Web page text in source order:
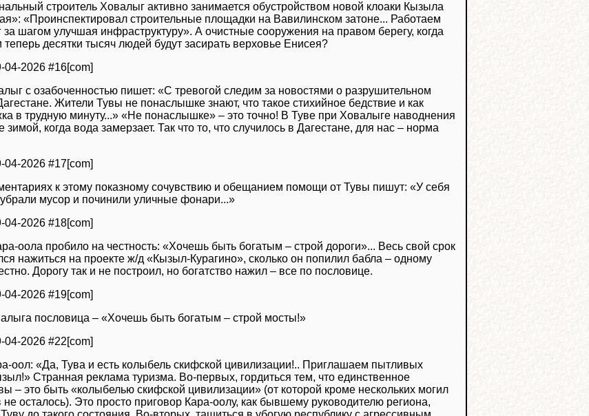
строитель Ховалыг активно занимается обустройством новой клоаки Кызыла
«Проинспектировал строительные площадки на Вавилинском затоне... Работаем
шагом улучшая инфраструктуру». А очистные сооружения на правом берегу, когда
десятки тысяч людей будут засирать верховье Енисея?
04-2026 #16[com]
с озабоченностью пишет: «С тревогой следим за новостями о разрушительном
Жители Тувы не понаслышке знают, что такое стихийное бедствие и как
в трудную минуту...» «Не понаслышке» – это точно! В Туве при Ховалыге наводнения
зимой, когда вода замерзает. Так что то, что случилось в Дагестане, для нас – норма
04-2026 #17[com]
к этому показному сочувствию и обещанием помощи от Тувы пишут: «У себя
мусор и починили уличные фонари...»
04-2026 #18[com]
оола пробило на честность: «Хочешь быть богатым – строй дороги»... Весь свой срок
нажиться на проекте ж/д «Кызыл-Курагино», сколько он попилил бабла – одному
Дорогу так и не построил, но богатство нажил – все по пословице.
04-2026 #19[com]
пословица – «Хочешь быть богатым – строй мосты!»
04-2026 #22[com]
оол: «Да, Тува и есть колыбель скифской цивилизации!.. Приглашаем пытливых
Странная реклама туризма. Во-первых, гордиться тем, что единственное
– это быть «колыбелью скифской цивилизации» (от которой кроме нескольких могил
не осталось). Это просто приговор Кара-оолу, как бывшему руководителю региона,